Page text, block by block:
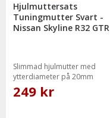
Hjulmuttersats
Tuningmutter Svart -
Nissan Skyline R32 GTR
Slimmad hjulmutter med
ytterdiameter på 20mm
249 kr